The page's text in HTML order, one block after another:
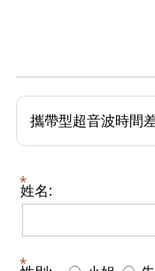
攜帶型超音波時間
姓名: